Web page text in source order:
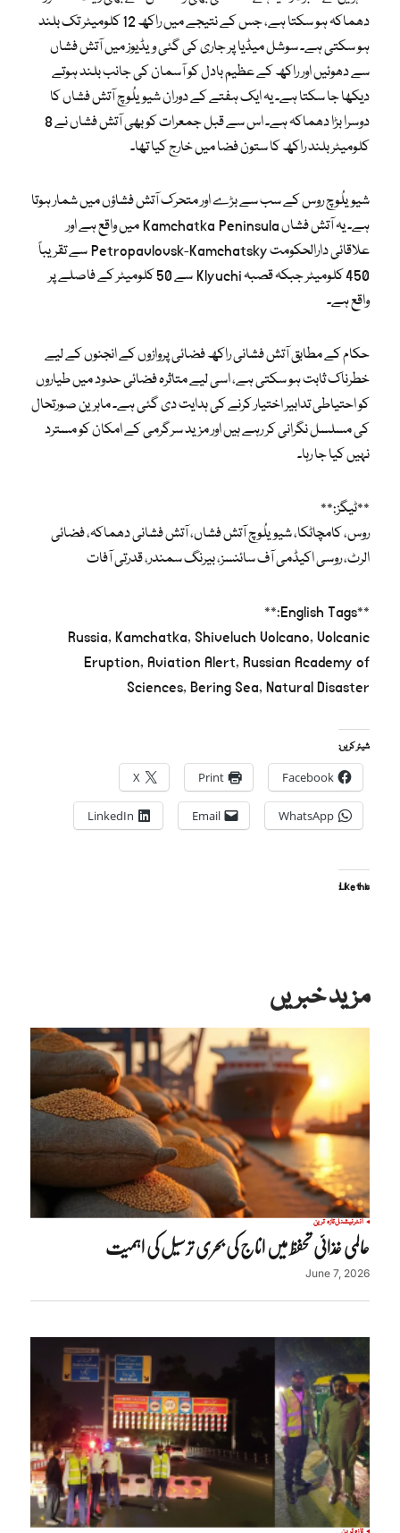
دھماکہ ہو سکتا ہے، جس کے نتیجے میں راکھ 12 کلومیٹر تک بلند
ہو سکتی ہے۔ سوشل میڈیا پر جاری کی گئی ویڈیوز میں آتش فشاں
سے دھوئیں اور راکھ کے عظیم بادل کو آسمان کی جانب بلند ہوتے
دیکھا جا سکتا ہے۔ یہ ایک ہفتے کے دوران شیویلُوچ آتش فشاں کا
دوسرا بڑا دھماکہ ہے۔ اس سے قبل جمعرات کو بھی آتش فشاں نے 8
کلومیٹر بلند راکھ کا ستون فضا میں خارج کیا تھا۔
شیویلُوچ روس کے سب سے بڑے اور متحرک آتش فشاؤں میں شمار ہوتا
ہے۔ یہ آتش فشاں Kamchatka Peninsula میں واقع ہے اور
علاقائی دارالحکومت Petropavlovsk-Kamchatsky سے تقریباً
450 کلومیٹر جبکہ قصبہ Klyuchi سے 50 کلومیٹر کے فاصلے پر
واقع ہے۔
حکام کے مطابق آتش فشانی راکھ فضائی پروازوں کے انجنوں کے لیے
خطرناک ثابت ہو سکتی ہے، اسی لیے متاثرہ فضائی حدود میں طیاروں
کو احتیاطی تدابیر اختیار کرنے کی ہدایت دی گئی ہے۔ ماہرین صورتحال
کی مسلسل نگرانی کر رہے ہیں اور مزید سرگرمی کے امکان کو مسترد
نہیں کیا جا رہا۔
**ٹیگز:**
روس، کامچاٹکا، شیویلُوچ آتش فشاں، آتش فشانی دھماکہ، فضائی
الرٹ، روسی اکیڈمی آف سائنسز، بیرنگ سمندر، قدرتی آفات
**English Tags:**
Russia, Kamchatka, Shiveluch Volcano, Volcanic
Eruption, Aviation Alert, Russian Academy of
Sciences, Bering Sea, Natural Disaster
شیئر کریں:
Facebook
Print
X
WhatsApp
Email
LinkedIn
Like this:
مزید خبریں
انٹرنیشنلتازہ ترین
عالمی غذائی تحفظ میں اناج کی بحری ترسیل کی اہمیت
June 7, 2026